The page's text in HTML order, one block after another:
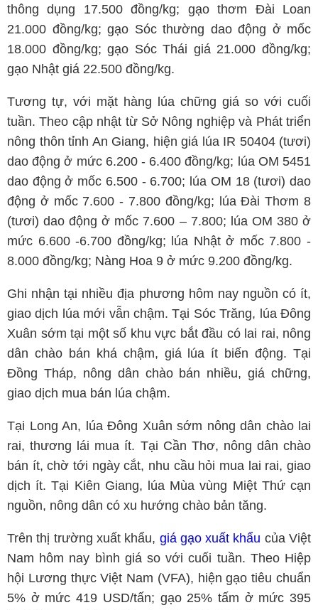
thông dụng 17.500 đồng/kg; gạo thơm Đài Loan
21.000 đồng/kg; gạo Sóc thường dao động ở mốc
18.000 đồng/kg; gạo Sóc Thái giá 21.000 đồng/kg;
gạo Nhật giá 22.500 đồng/kg.
Tương tự, với mặt hàng lúa chững giá so với cuối
tuần. Theo cập nhật từ Sở Nông nghiệp và Phát triển
nông thôn tỉnh An Giang, hiện giá lúa IR 50404 (tươi)
dao động ở mức 6.200 - 6.400 đồng/kg; lúa OM 5451
dao động ở mốc 6.500 - 6.700; lúa OM 18 (tươi) dao
động ở mốc 7.600 - 7.800 đồng/kg; lúa Đài Thơm 8
(tươi) dao động ở mốc 7.600 – 7.800; lúa OM 380 ở
mức 6.600 -6.700 đồng/kg; lúa Nhật ở mốc 7.800 -
8.000 đồng/kg; Nàng Hoa 9 ở mức 9.200 đồng/kg.
Ghi nhận tại nhiều địa phương hôm nay nguồn có ít,
giao dịch lúa mới vẫn chậm. Tại Sóc Trăng, lúa Đông
Xuân sớm tại một số khu vực bắt đầu có lai rai, nông
dân chào bán khá chậm, giá lúa ít biến động. Tại
Đồng Tháp, nông dân chào bán nhiều, giá chững,
giao dịch mua bán lúa chậm.
Tại Long An, lúa Đông Xuân sớm nông dân chào lai
rai, thương lái mua ít. Tại Cần Thơ, nông dân chào
bán ít, chờ tới ngày cắt, nhu cầu hỏi mua lai rai, giao
dịch ít. Tại Kiên Giang, lúa Mùa vùng Miệt Thứ cạn
nguồn, nông dân có xu hướng chào bản tăng.
Trên thị trường xuất khẩu, giá gạo xuất khẩu của Việt
Nam hôm nay bình giá so với cuối tuần. Theo Hiệp
hội Lương thực Việt Nam (VFA), hiện gạo tiêu chuẩn
5% ở mức 419 USD/tấn; gạo 25% tấm ở mức 395